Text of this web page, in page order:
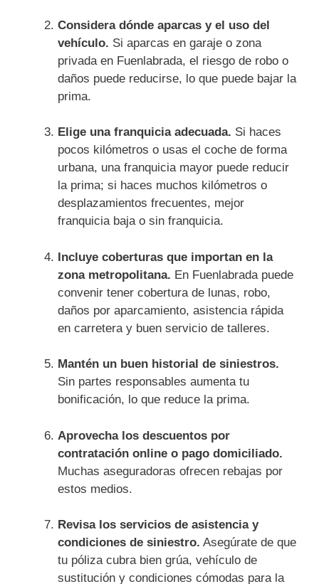
Considera dónde aparcas y el uso del
vehículo. Si aparcas en garaje o zona
privada en Fuenlabrada, el riesgo de robo o
daños puede reducirse, lo que puede bajar la
prima.
Elige una franquicia adecuada. Si haces
pocos kilómetros o usas el coche de forma
urbana, una franquicia mayor puede reducir
la prima; si haces muchos kilómetros o
desplazamientos frecuentes, mejor
franquicia baja o sin franquicia.
Incluye coberturas que importan en la
zona metropolitana. En Fuenlabrada puede
convenir tener cobertura de lunas, robo,
daños por aparcamiento, asistencia rápida
en carretera y buen servicio de talleres.
Mantén un buen historial de siniestros.
Sin partes responsables aumenta tu
bonificación, lo que reduce la prima.
Aprovecha los descuentos por
contratación online o pago domiciliado.
Muchas aseguradoras ofrecen rebajas por
estos medios.
Revisa los servicios de asistencia y
condiciones de siniestro. Asegúrate de que
tu póliza cubra bien grúa, vehículo de
sustitución y condiciones cómodas para la